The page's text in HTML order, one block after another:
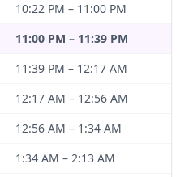
10:22 PM – 11:00 PM
11:00 PM – 11:39 PM
11:39 PM – 12:17 AM
12:17 AM – 12:56 AM
12:56 AM – 1:34 AM
1:34 AM – 2:13 AM